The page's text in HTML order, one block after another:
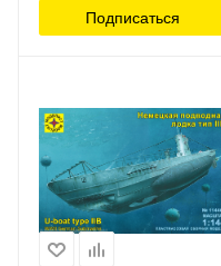
Подписаться